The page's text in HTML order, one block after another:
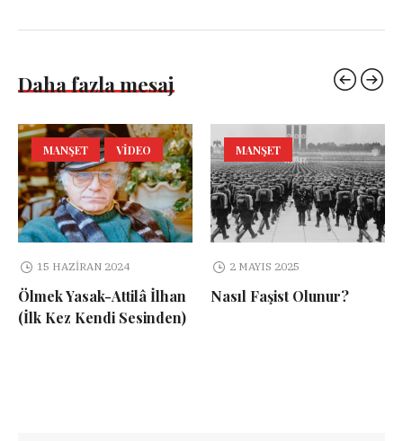
Daha fazla mesaj
MANŞET VIDEO
15 HAZIRAN 2024
Ölmek Yasak-Attilâ İlhan
(İlk Kez Kendi Sesinden)
MANŞET
2 MAYIS 2025
Nasıl Faşist Olunur?